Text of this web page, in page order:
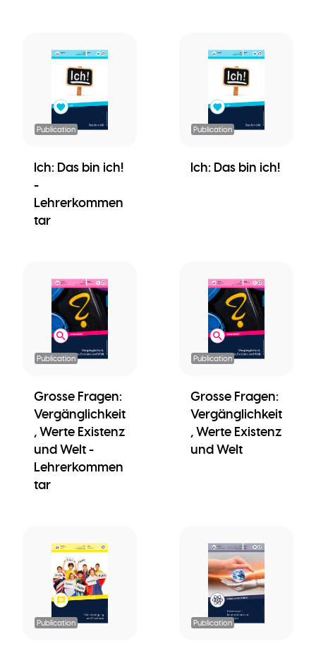
Publication
Ich: Das bin ich!
-
Lehrerkommen
tar
Publication
Ich: Das bin ich!
Publication
Grosse Fragen:
Vergänglichkeit
, Werte Existenz
und Welt -
Lehrerkommen
tar
Publication
Grosse Fragen:
Vergänglichkeit
, Werte Existenz
und Welt
Publication Publication